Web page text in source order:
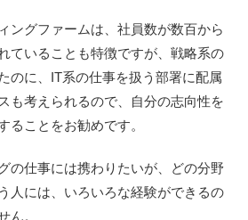
ングファームは、社員数が数百から
ていることも特徴ですが、戦略系の
のに、IT系の仕事を扱う部署に配属
も考えられるので、自分の志向性を
ることをお勧めです。
の仕事には携わりたいが、どの分野
人には、いろいろな経験ができるの
ん。